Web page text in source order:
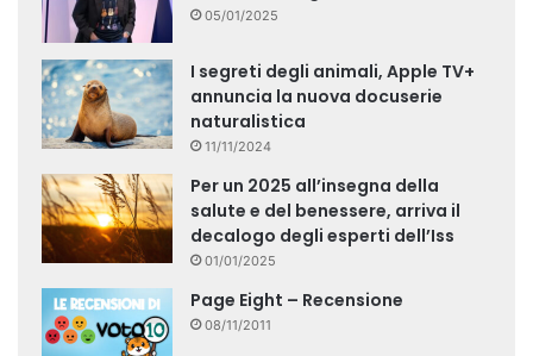
05/01/2025
I segreti degli animali, Apple TV+
annuncia la nuova docuserie
naturalistica
11/11/2024
Per un 2025 all’insegna della
salute e del benessere, arriva il
decalogo degli esperti dell’Iss
01/01/2025
Page Eight – Recensione
08/11/2011